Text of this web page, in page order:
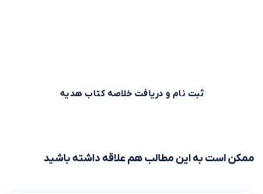
ثبت نام و دریافت خلاصه کتاب هدیه
ممکن است به این مطالب هم علاقه داشته باشید